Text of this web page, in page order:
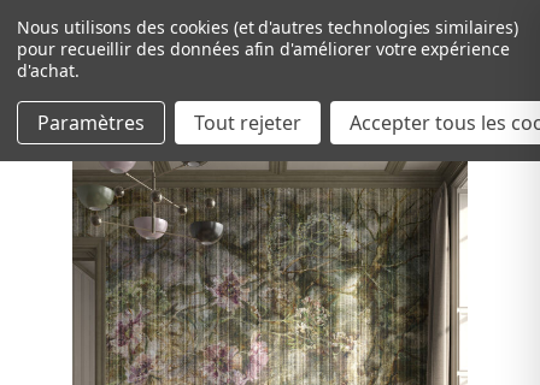
Passer au contenu principal
Nous utilisons des cookies (et d'autres technologies similaires)
pour recueillir des données afin d'améliorer votre expérience
d'achat.
Paramètres Tout rejeter Accepter tous les